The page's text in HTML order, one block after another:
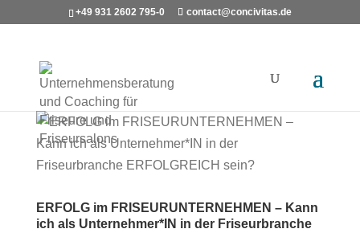
+49 931 2602 795-0 contact@concivitas.de
ERFOLG im FRISEURUNTERNEHMEN – Kann
ich als Unternehmer*IN in der Friseurbranche